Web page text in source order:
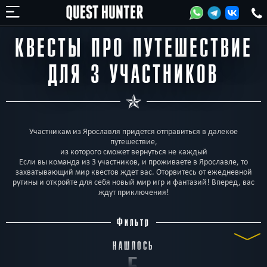
КВЕСТЫ ПРО ПУТЕШЕСТВИЕ
ДЛЯ 3 УЧАСТНИКОВ
Участникам из Ярославля придется отправиться в далекое
путешествие,
из которого сможет вернуться не каждый
Если вы команда из 3 участников, и проживаете в Ярославле, то
захватывающий мир квестов ждет вас. Оторвитесь от ежедневной
рутины и откройте для себя новый мир игр и фантазий! Вперед, вас
ждут приключения!
Фильтр
НАШЛОСЬ